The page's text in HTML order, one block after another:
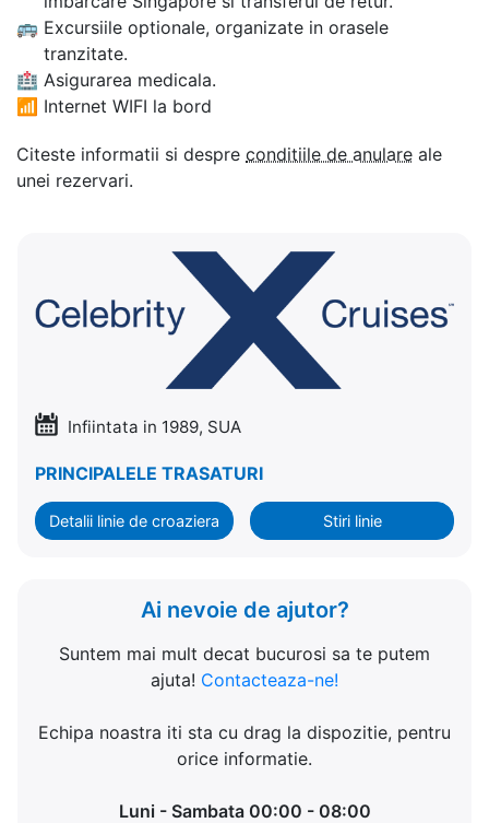
🚌 Excursiile optionale, organizate in orasele
tranzitate.
🏥 Asigurarea medicala.
📶 Internet WIFI la bord
Citeste informatii si despre conditiile de anulare ale
unei rezervari.
Infiintata in 1989, SUA
PRINCIPALELE TRASATURI
Detalii linie de croaziera Stiri linie
Ai nevoie de ajutor?
Suntem mai mult decat bucurosi sa te putem
ajuta! Contacteaza-ne!
Echipa noastra iti sta cu drag la dispozitie, pentru
orice informatie.
Luni - Sambata 00:00 - 08:00